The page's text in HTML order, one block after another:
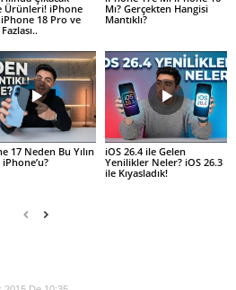
Ürünleri! iPhone
18 Pro ve
Mı? Gerçekten Hangisi
Mantıklı?
17 Neden Bu Yılın
iOS 26.4 ile Gelen
Yenilikler Neler? iOS 26.3
ile Kıyasladık!